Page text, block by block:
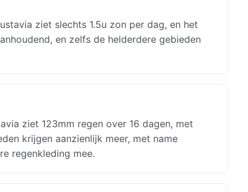
ziet slechts 1.5u zon per dag, en het
en zelfs de helderdere gebieden
ziet 123mm regen over 16 dagen, met
krijgen aanzienlijk meer, met name
regenkleding mee.